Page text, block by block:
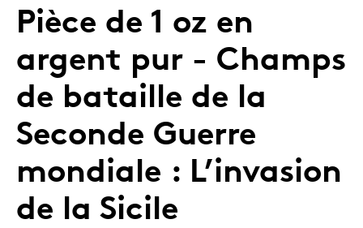
Pièce de 1 oz en
argent pur - Champs
de bataille de la
Seconde Guerre
mondiale : L’invasion
de la Sicile